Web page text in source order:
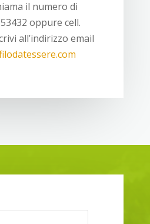
il numero di
oppure cell.
all’indirizzo email